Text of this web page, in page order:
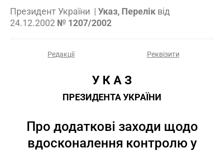
Президент України | Указ, Перелік від
24.12.2002 № 1207/2002
Редакції Реквізити
У К А З
ПРЕЗИДЕНТА УКРАЇНИ
Про додаткові заходи щодо
вдосконалення контролю у